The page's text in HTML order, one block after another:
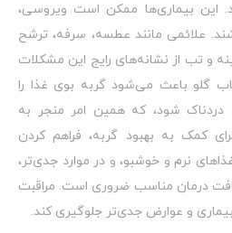
بیماری‌ها ممکن است ویروسی،
علائمی مانند عطسه، سرفه، ترشح
تب از نشانه‌های رایج این مشکلات
گلو باعث می‌شود گربه بوی غذا را
شود، که همین امر منجر به
کمک به بهبود گربه، فراهم کردن
نرم و خوشبو، و در موارد جدی‌تر،
درمان مناسب ضروری است. مراقبت
و عوارض جدی‌تر جلوگیری کند.